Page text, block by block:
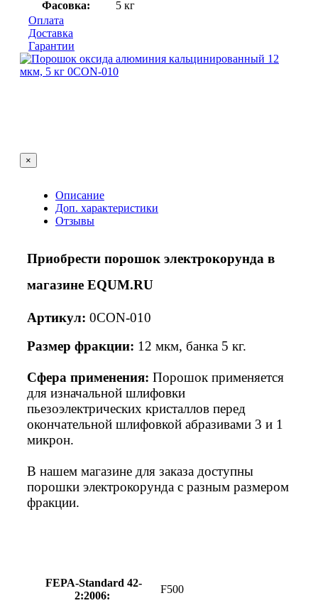
Фасовка:
5 кг
Оплата
Доставка
Гарантии
×
Описание
Доп. характеристики
Отзывы
Приобрести порошок электрокорунда в
магазине EQUM.RU
Артикул: 0CON-010
Размер фракции: 12 мкм, банка 5 кг.
Сфера применения: Порошок применяется
для изначальной шлифовки
пьезоэлектрических кристаллов перед
окончательной шлифовкой абразивами 3 и 1
микрон.
В нашем магазине для заказа доступны
порошки электрокорунда с разным размером
фракции.
FEPA-Standard 42-
2:2006:
F500